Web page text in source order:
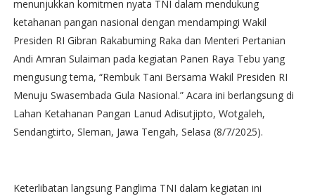
menunjukkan komitmen nyata TNI dalam mendukung
ketahanan pangan nasional dengan mendampingi Wakil
Presiden RI Gibran Rakabuming Raka dan Menteri Pertanian
Andi Amran Sulaiman pada kegiatan Panen Raya Tebu yang
mengusung tema, “Rembuk Tani Bersama Wakil Presiden RI
Menuju Swasembada Gula Nasional.” Acara ini berlangsung di
Lahan Ketahanan Pangan Lanud Adisutjipto, Wotgaleh,
Sendangtirto, Sleman, Jawa Tengah, Selasa (8/7/2025).
Keterlibatan langsung Panglima TNI dalam kegiatan ini